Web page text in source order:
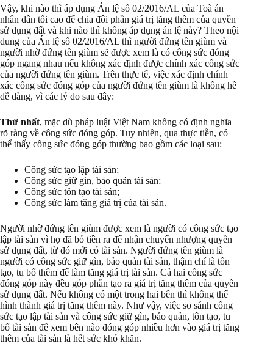
Vậy, khi nào thì áp dụng Án lệ số 02/2016/AL của Toà án
nhân dân tối cao để chia đôi phần giá trị tăng thêm của quyền
sử dụng đất và khi nào thì không áp dụng án lệ này? Theo nội
dung của Án lệ số 02/2016/AL thì người đứng tên giùm và
người nhờ đứng tên giùm sẽ được xem là có công sức đóng
góp ngang nhau nếu không xác định được chính xác công sức
của người đứng tên giùm. Trên thực tế, việc xác định chính
xác công sức đóng góp của người đứng tên giùm là không hề
dễ dàng, vì các lý do sau đây:
Thứ nhất, mặc dù pháp luật Việt Nam không có định nghĩa
rõ ràng về công sức đóng góp. Tuy nhiên, qua thực tiễn, có
thể thấy công sức đóng góp thường bao gồm các loại sau:
Công sức tạo lập tài sản;
Công sức giữ gìn, bảo quản tài sản;
Công sức tôn tạo tài sản;
Công sức làm tăng giá trị của tài sản.
Người nhờ đứng tên giùm được xem là người có công sức tạo
lập tài sản vì họ đã bỏ tiền ra để nhận chuyển nhượng quyền
sử dụng đất, từ đó mới có tài sản. Người đứng tên giùm là
người có công sức giữ gìn, bảo quản tài sản, thậm chí là tôn
tạo, tu bổ thêm để làm tăng giá trị tài sản. Cả hai công sức
đóng góp này đều góp phần tạo ra giá trị tăng thêm của quyền
sử dụng đất. Nếu không có một trong hai bên thì không thể
hình thành giá trị tăng thêm này. Như vậy, việc so sánh công
sức tạo lập tài sản và công sức giữ gìn, bảo quản, tôn tạo, tu
bổ tài sản để xem bên nào đóng góp nhiều hơn vào giá trị tăng
thêm của tài sản là hết sức khó khăn.